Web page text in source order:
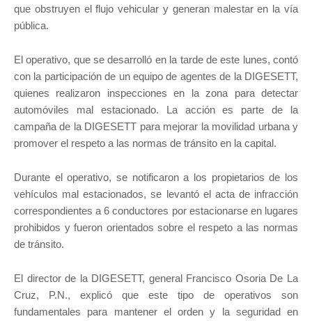
que obstruyen el flujo vehicular y generan malestar en la vía
pública.
El operativo, que se desarrolló en la tarde de este lunes, contó
con la participación de un equipo de agentes de la DIGESETT,
quienes realizaron inspecciones en la zona para detectar
automóviles mal estacionado. La acción es parte de la
campaña de la DIGESETT para mejorar la movilidad urbana y
promover el respeto a las normas de tránsito en la capital.
Durante el operativo, se notificaron a los propietarios de los
vehículos mal estacionados, se levantó el acta de infracción
correspondientes a 6 conductores por estacionarse en lugares
prohibidos y fueron orientados sobre el respeto a las normas
de tránsito.
El director de la DIGESETT, general Francisco Osoria De La
Cruz, P.N., explicó que este tipo de operativos son
fundamentales para mantener el orden y la seguridad en